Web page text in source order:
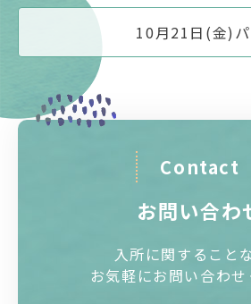
10月21日(金)
Contact
お問い合わ
入所に関することな
お気軽にお問い合わ